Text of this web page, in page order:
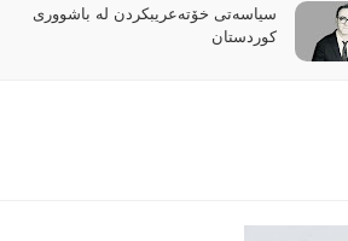
چۆن فیلمی (ئۆدیسە)ی کریستۆفەر نۆلان
بووبە ڕووداوێکی جیهانی؟